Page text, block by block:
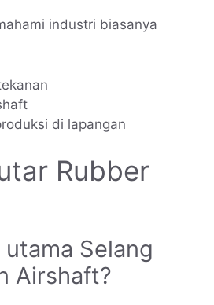
industri biasanya
di lapangan
Rubber
Selang
Airshaft?